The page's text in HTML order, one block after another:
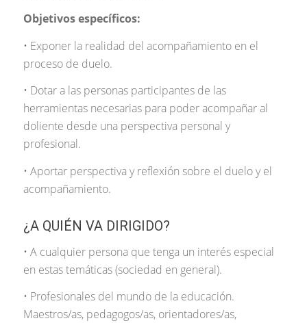
Objetivos específicos:
• Exponer la realidad del acompañamiento en el
proceso de duelo.
• Dotar a las personas participantes de las
herramientas necesarias para poder acompañar al
doliente desde una perspectiva personal y
profesional.
• Aportar perspectiva y reflexión sobre el duelo y el
acompañamiento.
¿A QUIÉN VA DIRIGIDO?
• A cualquier persona que tenga un interés especial
en estas temáticas (sociedad en general).
• Profesionales del mundo de la educación.
Maestros/as, pedagogos/as, orientadores/as,